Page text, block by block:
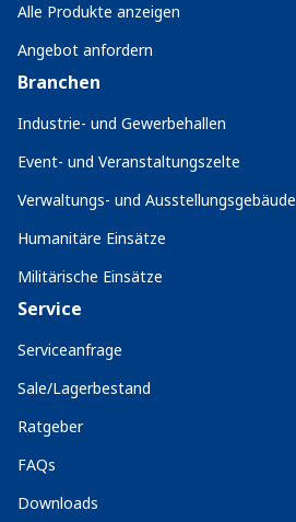
Alle Produkte anzeigen
Angebot anfordern
Branchen
Industrie- und Gewerbehallen
Event- und Veranstaltungszelte
Verwaltungs- und Ausstellungsgebäude
Humanitäre Einsätze
Militärische Einsätze
Service
Serviceanfrage
Sale/Lagerbestand
Ratgeber
FAQs
Downloads